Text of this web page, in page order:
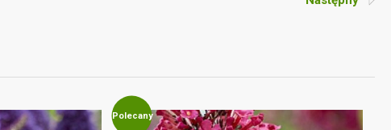
Polecany